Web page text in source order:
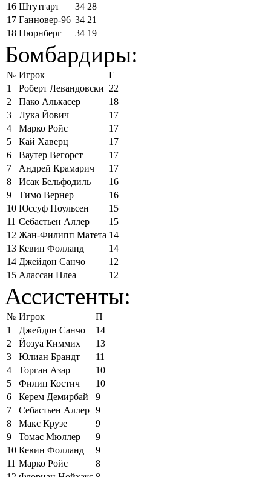
16 Штутгарт 34 28
17 Ганновер-96 34 21
18 Нюрнберг 34 19
Бомбардиры:
№ Игрок
Г
1
Роберт Левандовски 22
2
Пако Алькасер
18
3
Лука Йович
17
4
Марко Ройс
17
5
Кай Хаверц
17
6
Ваутер Вегорст
17
7
Андрей Крамарич
17
8
Исак Бельфодиль
16
9
Тимо Вернер
16
10 Юссуф Поульсен
15
11 Себастьен Аллер
15
12 Жан-Филипп Матета 14
13 Кевин Фолланд
14
14 Джейдон Санчо
12
15 Алассан Плеа 12
Ассистенты:
№ Игрок
П
1
Джейдон Санчо
14
2
Йозуа Киммих
13
3
Юлиан Брандт
11
4
Торган Азар
10
5
Филип Костич
10
6
Керем Демирбай
9
7
Себастьен Аллер 9
8
Макс Крузе
9
9
Томас Мюллер
9
10 Кевин Фолланд
9
11 Марко Ройс
8